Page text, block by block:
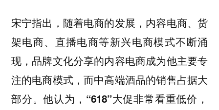
宋宁指出，随着电商的发展，内容电商、货
架电商、直播电商等新兴电商模式不断涌
现，品牌文化分享的内容电商成为他主要专
注的电商模式，而中高端酒品的销售占据大
部分。他认为，“618”大促非常看重低价，